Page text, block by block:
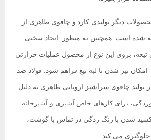
محصولات دیگر تولیدی کارد و چاقوی طاهری از
شده است. همچنین به منظور ایجاد سختی
تیغه، بروی این نوع از محصول عملیات حرارتی
امکان تیز شدن تا لبه تیغ فراهم شود. فولاد ضد
تولید چاقوی سرآشپز اروپایی طاهری به دلیل
برای کارهای خاص آشپزی و آشپزخانه
شدن با زنگ زدگی در تماس با گوشت،
جلوگیری می کند.